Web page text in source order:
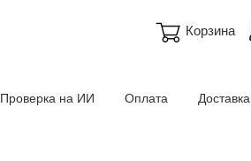
Корзина
Проверка на ИИ Оплата Доставка